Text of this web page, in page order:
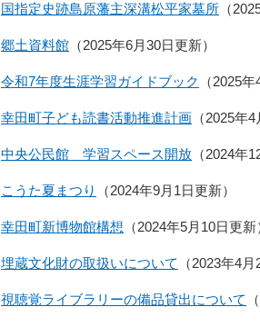
国指定史跡島原藩主深溝松平家墓所
郷土資料館 2025年6月30日更新
令和7年度生涯学習ガイドブック 2025年
幸田町子ども読書活動推進計画 2025年
中央公民館 学習スペース開放 2024年
こうた夏まつり 2024年9月1日更新
幸田町新博物館構想 2024年5月10日更新
埋蔵文化財の取扱いについて 2023年4月
視聴覚ライブラリーの備品貸出について